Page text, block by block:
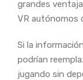
grandes
VR autónomos
Si la
podrían
jugando sin